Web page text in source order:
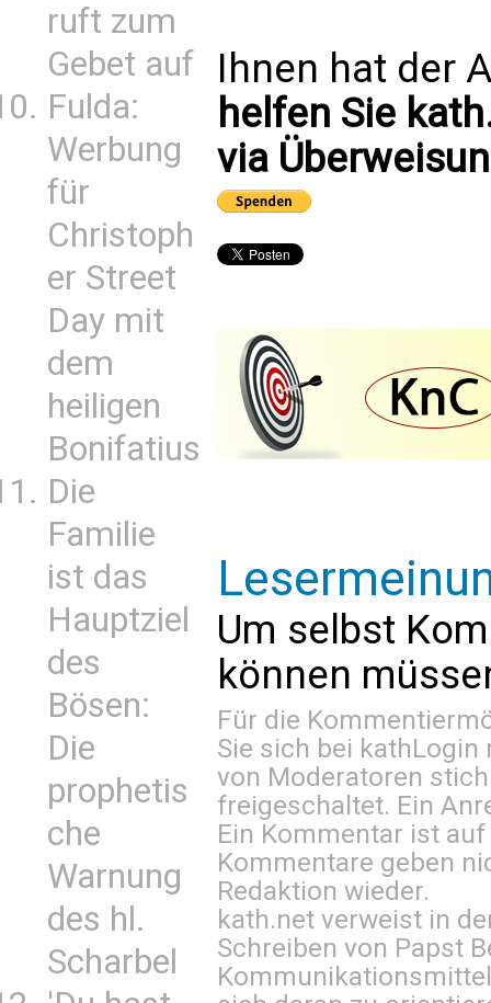
ruft zum
Gebet auf
Fulda:
Werbung
für
Christoph
er Street
Day mit
dem
heiligen
Bonifatius
Die
Familie
ist das
Hauptziel
des
Bösen:
Die
prophetis
che
Warnung
des hl.
Scharbel
Ihnen hat der
helfen Sie
via
Um selbst
können
Für die
Sie sich bei kathLogin
von Moderatoren
freigeschaltet. Ein
Ein Kommentar ist
Kommentare geben
Redaktion wieder.
kath.net verweist in
Schreiben von Papst